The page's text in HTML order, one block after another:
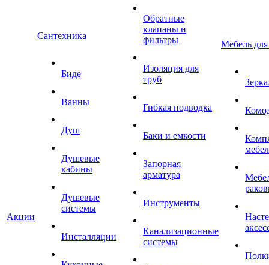
Акции
Сантехника
Биде
Ванны
Душ
Душевые
кабины
Душевые
системы
Инсталляции
Обратные
клапаны и
фильтры
Изоляция для
труб
Гибкая подводка
Баки и емкости
Запорная
арматура
Инструменты
Канализационные
системы
Мебель